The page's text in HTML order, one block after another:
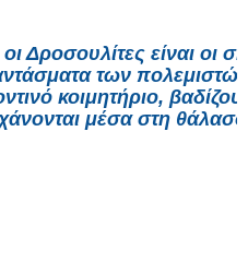
Δροσουλίτες είναι οι
των
κοιμητήριο,
μέσα στη